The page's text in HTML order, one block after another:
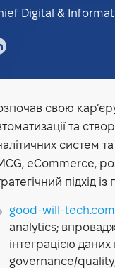
Digital &
свою
та
систем
eCommerce,
підхід
good-will-tech.com
analytics;
інтеграцією
governance/quality/